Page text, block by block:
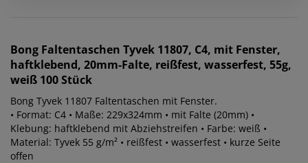
Bong Faltentaschen Tyvek 11807, C4, mit Fenster,
haftklebend, 20mm-Falte, reißfest, wasserfest, 55g,
weiß 100 Stück
Bong Tyvek 11807 Faltentaschen mit Fenster.
• Format: C4 • Maße: 229x324mm • mit Falte (20mm) •
Klebung: haftklebend mit Abziehstreifen • Farbe: weiß •
Material: Tyvek 55 g/m² • reißfest • wasserfest • kurze Seite
offen